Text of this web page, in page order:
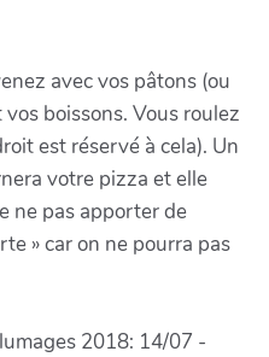
avec vos pâtons (ou
boissons. Vous roulez
est réservé à cela). Un
votre pizza et elle
ne pas apporter de
» car on ne pourra pas
2018: 14/07 -